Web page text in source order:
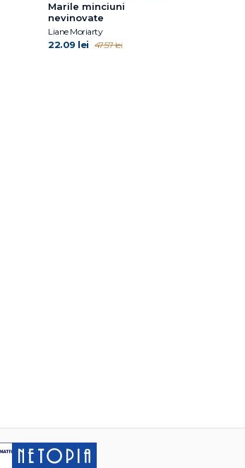
Marile minciuni
nevinovate
Liane Moriarty
22.09 lei 47.57 lei